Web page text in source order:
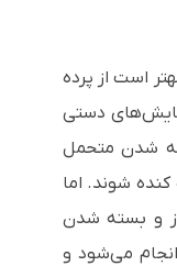
است از پرده
دستی
شدن متحمل
شوند. اما
و بسته شدن
می‌شود و